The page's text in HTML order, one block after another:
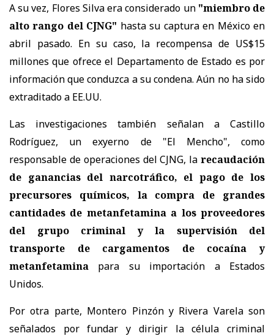
A su vez, Flores Silva era considerado un "miembro de
alto rango del CJNG" hasta su captura en México en
abril pasado. En su caso, la recompensa de US$15
millones que ofrece el Departamento de Estado es por
información que conduzca a su condena. Aún no ha sido
extraditado a EE.UU.
Las investigaciones también señalan a Castillo
Rodríguez, un exyerno de "El Mencho", como
responsable de operaciones del CJNG, la recaudación
de ganancias del narcotráfico, el pago de los
precursores químicos, la compra de grandes
cantidades de metanfetamina a los proveedores
del grupo criminal y la supervisión del
transporte de cargamentos de cocaína y
metanfetamina para su importación a Estados
Unidos.
Por otra parte, Montero Pinzón y Rivera Varela son
señalados por fundar y dirigir la célula criminal